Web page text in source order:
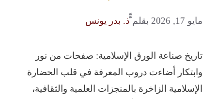
مايو 17, 2026 بقلمّّذ. بدر يونس
تاريخ صناعة الورق الإسلامية: صفحات من نور
وابتكار أضاءت دروب المعرفة في قلب الحضارة
الإسلامية الزاخرة بالمنجزات العلمية والثقافية،